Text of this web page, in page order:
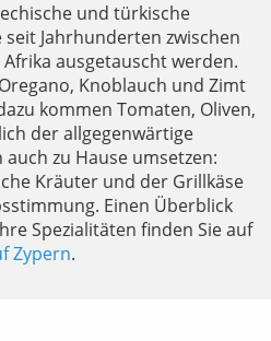
und türkische
Jahrhunderten zwischen
ausgetauscht werden.
Knoblauch und Zimt
kommen Tomaten, Oliven,
der allgegenwärtige
zu Hause umsetzen:
Kräuter und der Grillkäse
Einen Überblick
Spezialitäten finden Sie auf
Zypern.